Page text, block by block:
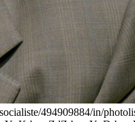
494909884/in/